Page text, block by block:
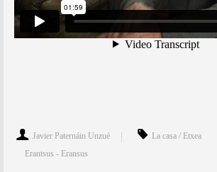
Javier Paternáin Unzué La casa / Etxea
Erantsus - Eransus